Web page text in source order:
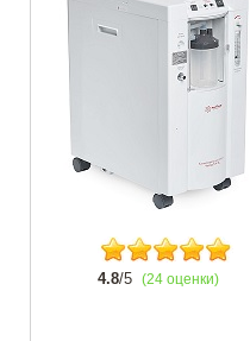
4.8/5 (24 оценки)